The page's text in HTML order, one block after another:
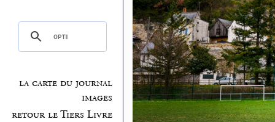
la carte du journal
images
retour le Tiers Livre